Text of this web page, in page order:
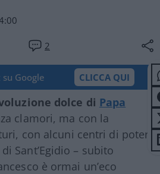
2
Google CLICCA QUI
dolce di Papa
clamori, ma con la
con alcuni centri di potere
Sant’Egidio – subito
è ormai un’eco